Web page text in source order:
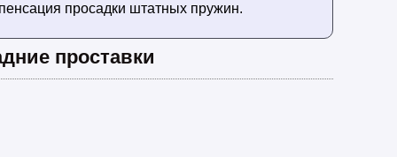
просадки штатных пружин.
проставки